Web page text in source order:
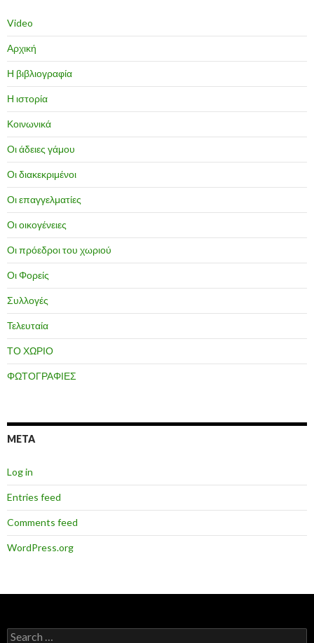
Video
Αρχική
Η βιβλιογραφία
Η ιστορία
Κοινωνικά
Οι άδειες γάμου
Οι διακεκριμένοι
Οι επαγγελματίες
Οι οικογένειες
Οι πρόεδροι του χωριού
Οι Φορείς
Συλλογές
Τελευταία
ΤΟ ΧΩΡΙΟ
ΦΩΤΟΓΡΑΦΙΕΣ
META
Log in
Entries feed
Comments feed
WordPress.org
Search